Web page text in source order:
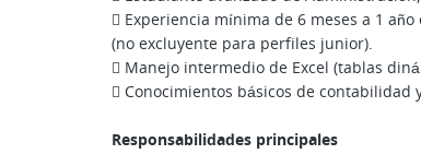
 Experiencia mínima de 6 meses a 1
(no excluyente para perfiles junior).
 Manejo intermedio de Excel (tablas
 Conocimientos básicos de contabilidad
Responsabilidades principales